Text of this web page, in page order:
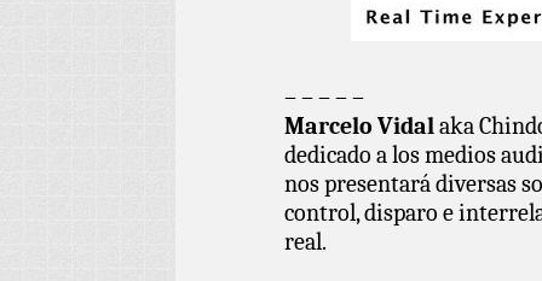
– – – – –
Marcelo Vidalaka
dedicado a los medios
nos presentará diversas
control, disparo e
real.